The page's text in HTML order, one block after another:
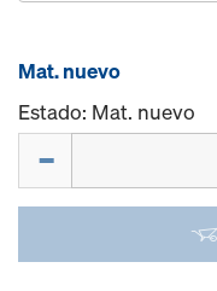
Mat. nuevo
Estado: Mat. nuevo